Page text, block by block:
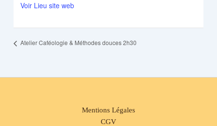
Voir Lieu site web
Atelier Caféologie & Méthodes douces 2h30
Mentions Légales
CGV